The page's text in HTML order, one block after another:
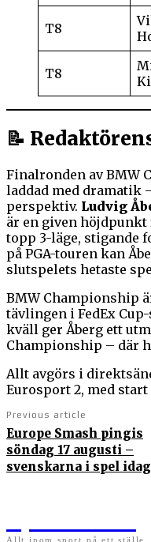
T8
T8
📝
Finalronden av BMW
laddad med dramatik
perspektiv. Ludvig
är en given
topp 3-läge, stigande
på PGA-touren kan
slutspelets hetaste
BMW Championship
tävlingen i FedEx
kväll ger Åberg ett
Championship – där
Allt avgörs i
Eurosport 2, med
Previous article
Europe Smash pingis
söndag 17 augusti –
svenskarna i spel idag
Allt inom sport på ett ställe